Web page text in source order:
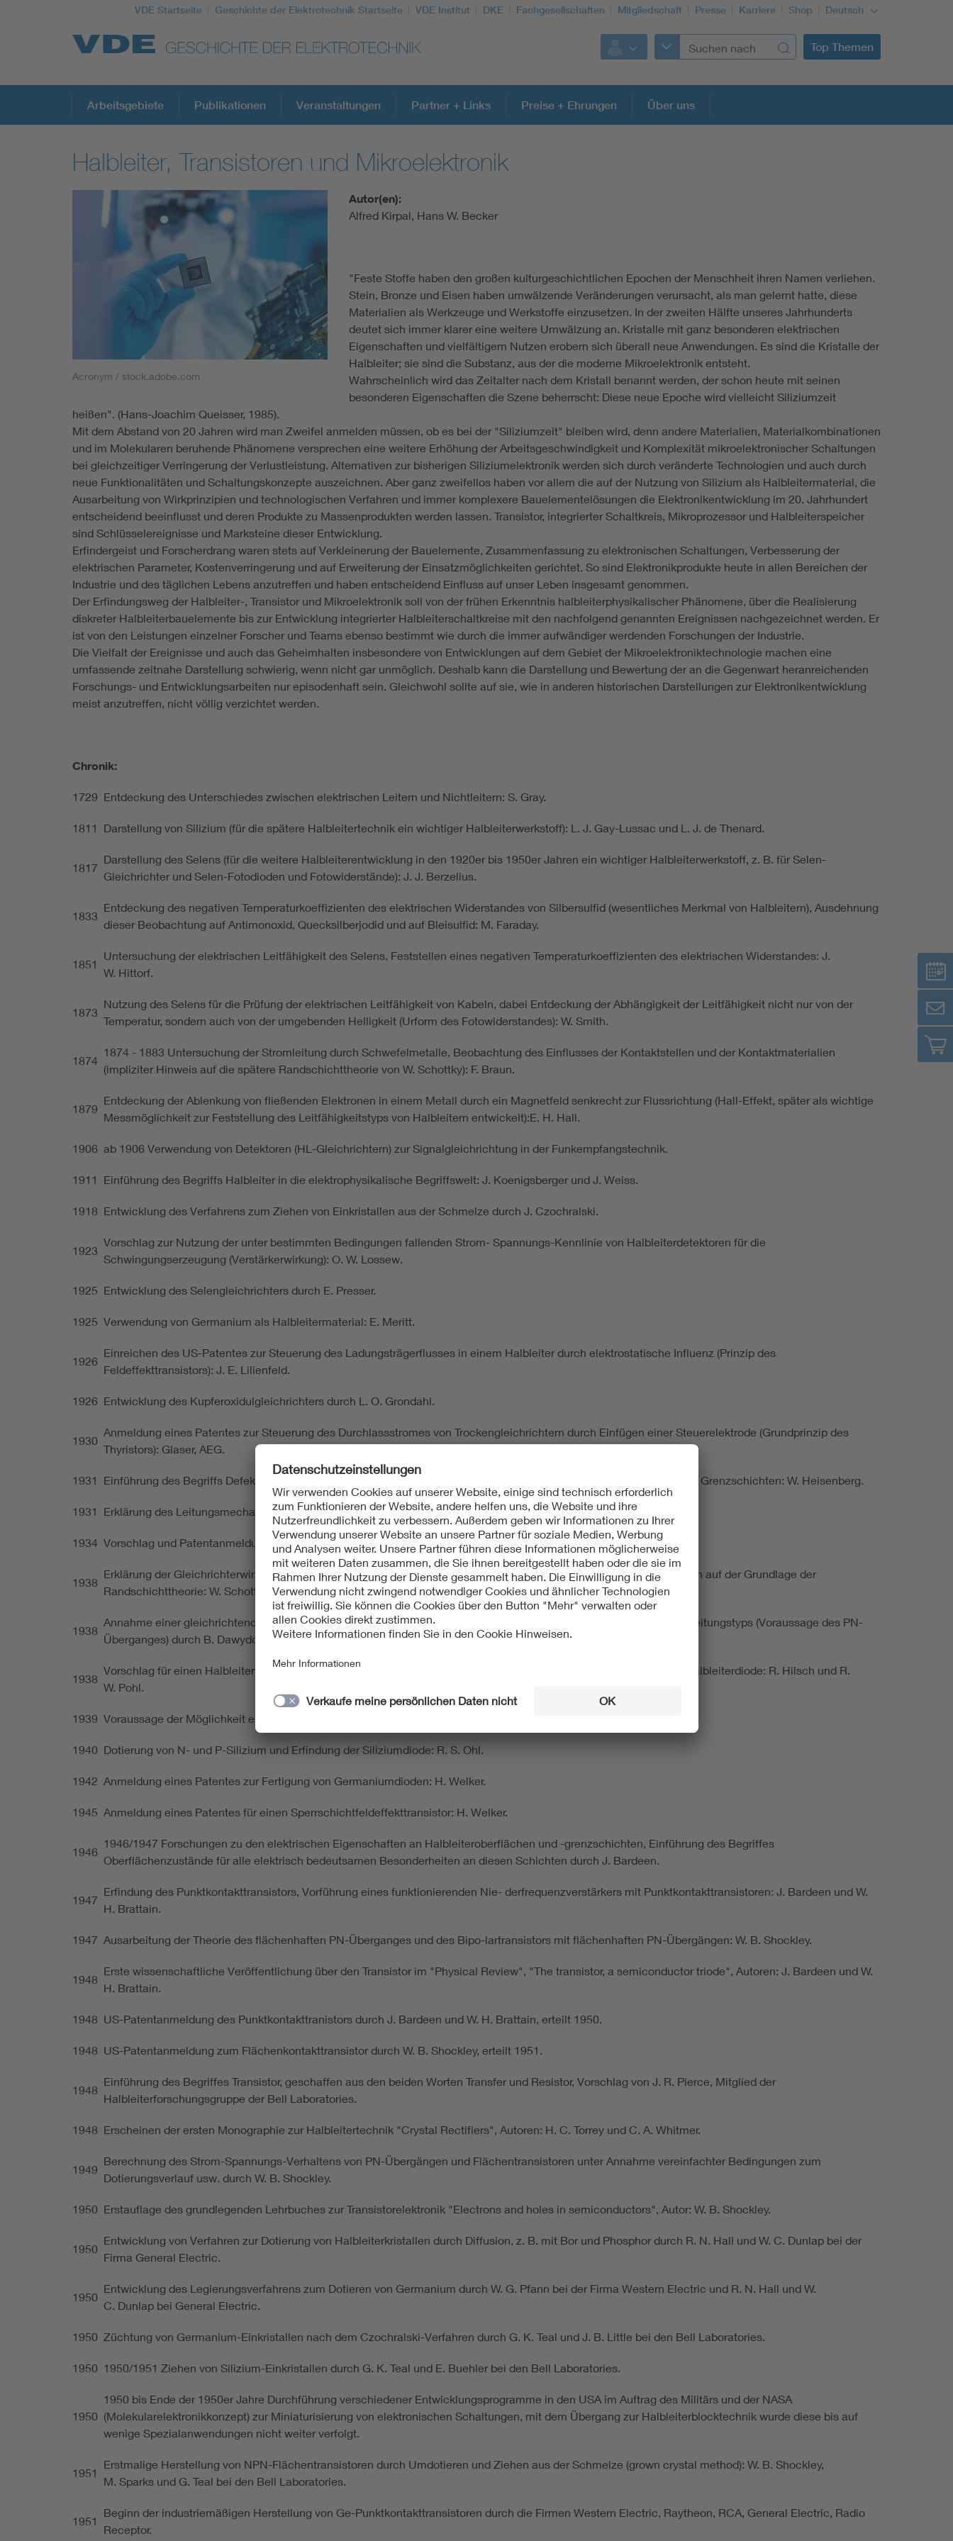
VDE Startseite Geschichte der Elektrotechnik Startseite VDE Institut DKE Fachgesellschaften Mitgliedschaft Presse Karriere Shop Deutsch
Top Themen
Top Themen
Weitere Themen
Arbeitsgebiete Publikationen Veranstaltungen Partner + Links Preise + Ehrungen Über uns
Halbleiter, Transistoren und Mikroelektronik
Acronym / stock.adobe.com
Autor(en):
Alfred Kirpal, Hans W. Becker
"Feste Stoffe haben den großen kulturgeschichtlichen Epochen der Menschheit ihren Namen verliehen.
Stein, Bronze und Eisen haben umwälzende Veränderungen verursacht, als man gelernt hatte, diese
Materialien als Werkzeuge und Werkstoffe einzusetzen. In der zweiten Hälfte unseres Jahrhunderts
deutet sich immer klarer eine weitere Umwälzung an. Kristalle mit ganz besonderen elektrischen
Eigenschaften und vielfältigem Nutzen erobern sich überall neue Anwendungen. Es sind die Kristalle der
Halbleiter; sie sind die Substanz, aus der die moderne Mikroelektronik entsteht.
Wahrscheinlich wird das Zeitalter nach dem Kristall benannt werden, der schon heute mit seinen
besonderen Eigenschaften die Szene beherrscht: Diese neue Epoche wird vielleicht Siliziumzeit
heißen". (Hans-Joachim Queisser, 1985).
Mit dem Abstand von 20 Jahren wird man Zweifel anmelden müssen, ob es bei der "Siliziumzeit" bleiben wird, denn andere Materialien, Materialkombinationen
und im Molekularen beruhende Phänomene versprechen eine weitere Erhöhung der Arbeitsgeschwindigkeit und Komplexität mikroelektronischer Schaltungen
bei gleichzeitiger Verringerung der Verlustleistung. Alternativen zur bisherigen Siliziumelektronik werden sich durch veränderte Technologien und auch durch
neue Funktionalitäten und Schaltungskonzepte auszeichnen. Aber ganz zweifellos haben vor allem die auf der Nutzung von Silizium als Halbleitermaterial, die
Ausarbeitung von Wirkprinzipien und technologischen Verfahren und immer komplexere Bauelementelösungen die Elektronikentwicklung im 20. Jahrhundert
entscheidend beeinflusst und deren Produkte zu Massenprodukten werden lassen. Transistor, integrierter Schaltkreis, Mikroprozessor und Halbleiterspeicher
sind Schlüsselereignisse und Marksteine dieser Entwicklung.
Erfindergeist und Forscherdrang waren stets auf Verkleinerung der Bauelemente, Zusammenfassung zu elektronischen Schaltungen, Verbesserung der
elektrischen Parameter, Kostenverringerung und auf Erweiterung der Einsatzmöglichkeiten gerichtet. So sind Elektronikprodukte heute in allen Bereichen der
Industrie und des täglichen Lebens anzutreffen und haben entscheidend Einfluss auf unser Leben insgesamt genommen.
Der Erfindungsweg der Halbleiter-, Transistor und Mikroelektronik soll von der frühen Erkenntnis halbleiterphysikalischer Phänomene, über die Realisierung
diskreter Halbleiterbauelemente bis zur Entwicklung integrierter Halbleiterschaltkreise mit den nachfolgend genannten Ereignissen nachgezeichnet werden. Er
ist von den Leistungen einzelner Forscher und Teams ebenso bestimmt wie durch die immer aufwändiger werdenden Forschungen der Industrie.
Die Vielfalt der Ereignisse und auch das Geheimhalten insbesondere von Entwicklungen auf dem Gebiet der Mikroelektroniktechnologie machen eine
umfassende zeitnahe Darstellung schwierig, wenn nicht gar unmöglich. Deshalb kann die Darstellung und Bewertung der an die Gegenwart heranreichenden
Forschungs- und Entwicklungsarbeiten nur episodenhaft sein. Gleichwohl sollte auf sie, wie in anderen historischen Darstellungen zur Elektronikentwicklung
meist anzutreffen, nicht völlig verzichtet werden.
Chronik:
1729 Entdeckung des Unterschiedes zwischen elektrischen Leitern und Nichtleitern: S. Gray.
1811 Darstellung von Silizium (für die spätere Halbleitertechnik ein wichtiger Halbleiterwerkstoff): L. J. Gay-Lussac und L. J. de Thenard.
1817
Darstellung des Selens (für die weitere Halbleiterentwicklung in den 1920er bis 1950er Jahren ein wichtiger Halbleiterwerkstoff, z. B. für Selen-
Gleichrichter und Selen-Fotodioden und Fotowiderstände): J. J. Berzelius.
1833
Entdeckung des negativen Temperaturkoeffizienten des elektrischen Widerstandes von Silbersulfid (wesentliches Merkmal von Halbleitern), Ausdehnung
dieser Beobachtung auf Antimonoxid, Quecksilberjodid und auf Bleisulfid: M. Faraday.
1851
Untersuchung der elektrischen Leitfähigkeit des Selens, Feststellen eines negativen Temperaturkoeffizienten des elektrischen Widerstandes: J.
W. Hittorf.
1873
Nutzung des Selens für die Prüfung der elektrischen Leitfähigkeit von Kabeln, dabei Entdeckung der Abhängigkeit der Leitfähigkeit nicht nur von der
Temperatur, sondern auch von der umgebenden Helligkeit (Urform des Fotowiderstandes): W. Smith.
1874
1874 - 1883 Untersuchung der Stromleitung durch Schwefelmetalle, Beobachtung des Einflusses der Kontaktstellen und der Kontaktmaterialien
(impliziter Hinweis auf die spätere Randschichttheorie von W. Schottky): F. Braun.
1879
Entdeckung der Ablenkung von fließenden Elektronen in einem Metall durch ein Magnetfeld senkrecht zur Flussrichtung (Hall-Effekt, später als wichtige
Messmöglichkeit zur Feststellung des Leitfähigkeitstyps von Halbleitern entwickelt):E. H. Hall.
1906 ab 1906 Verwendung von Detektoren (HL-Gleichrichtern) zur Signalgleichrichtung in der Funkempfangstechnik.
1911 Einführung des Begriffs Halbleiter in die elektrophysikalische Begriffswelt: J. Koenigsberger und J. Weiss.
1918 Entwicklung des Verfahrens zum Ziehen von Einkristallen aus der Schmelze durch J. Czochralski.
1923
Vorschlag zur Nutzung der unter bestimmten Bedingungen fallenden Strom- Spannungs-Kennlinie von Halbleiterdetektoren für die
Schwingungserzeugung (Verstärkerwirkung): O. W. Lossew.
1925 Entwicklung des Selengleichrichters durch E. Presser.
1925 Verwendung von Germanium als Halbleitermaterial: E. Meritt.
1926
Einreichen des US-Patentes zur Steuerung des Ladungsträgerflusses in einem Halbleiter durch elektrostatische Influenz (Prinzip des
Feldeffekttransistors): J. E. Lilienfeld.
1926 Entwicklung des Kupferoxidulgleichrichters durch L. O. Grondahl.
1930
Anmeldung eines Patentes zur Steuerung des Durchlassstromes von Trockengleichrichtern durch Einfügen einer Steuerelektrode (Grundprinzip des
Thyristors): Glaser, AEG.
1931 Einführung des Begriffs Defektelektronen zur Bezeichnung beweglicher positiver Ladungsträger in Halbleitern und an Grenzschichten: W. Heisenberg.
1931 Erklärung des Leitungsmechanismus in Halbleitern mit Hilfe des Bändermodelles durch A. H. Wilson.
1934 Vorschlag und Patentanmeldung in den USA für einen Feldeffekttransistor mit isoliertem Gate durch O. Heil.
1938
Erklärung der Gleichrichterwirkung und mathematisch-physikalische Beschreibung von Metall-Halbleiter-Übergängen auf der Grundlage der
Randschichttheorie: W. Schottky.
1938
Annahme einer gleichrichtenden Wirkung an einer Übergangsschicht zwischen zwei Halbleitern unterschiedlichen Leitungstyps (Voraussage des PN-
Überganges) durch B. Dawydow.
1938
Vorschlag für einen Halbleiterverstärker in Analogie zur Elektronenröhre durch Einfügen eines Steuergitters in eine Halbleiterdiode: R. Hilsch und R.
W. Pohl.
1939 Voraussage der Möglichkeit eines Verstärkers auf Halbleiterbasis (Eintragung in sein Arbeitsbuch): W. B. Shockley.
1940 Dotierung von N- und P-Silizium und Erfindung der Siliziumdiode: R. S. Ohl.
1942 Anmeldung eines Patentes zur Fertigung von Germaniumdioden: H. Welker.
1945 Anmeldung eines Patentes für einen Sperrschichtfeldeffekttransistor: H. Welker.
1946
1946/1947 Forschungen zu den elektrischen Eigenschaften an Halbleiteroberflächen und -grenzschichten, Einführung des Begriffes
Oberflächenzustände für alle elektrisch bedeutsamen Besonderheiten an diesen Schichten durch J. Bardeen.
1947
Erfindung des Punktkontakttransistors, Vorführung eines funktionierenden Nie- derfrequenzverstärkers mit Punktkontakttransistoren: J. Bardeen und W.
H. Brattain.
1947 Ausarbeitung der Theorie des flächenhaften PN-Überganges und des Bipo-lartransistors mit flächenhaften PN-Übergängen: W. B. Shockley.
1948
Erste wissenschaftliche Veröffentlichung über den Transistor im "Physical Review", "The transistor, a semiconductor triode", Autoren: J. Bardeen und W.
H. Brattain.
1948 US-Patentanmeldung des Punktkontakttranistors durch J. Bardeen und W. H. Brattain, erteilt 1950.
1948 US-Patentanmeldung zum Flächenkontakttransistor durch W. B. Shockley, erteilt 1951.
1948
Einführung des Begriffes Transistor, geschaffen aus den beiden Worten Transfer und Resistor, Vorschlag von J. R. Pierce, Mitglied der
Halbleiterforschungsgruppe der Bell Laboratories.
1948 Erscheinen der ersten Monographie zur Halbleitertechnik "Crystal Rectifiers", Autoren: H. C. Torrey und C. A. Whitmer.
1949
Berechnung des Strom-Spannungs-Verhaltens von PN-Übergängen und Flächentransistoren unter Annahme vereinfachter Bedingungen zum
Dotierungsverlauf usw. durch W. B. Shockley.
1950 Erstauflage des grundlegenden Lehrbuches zur Transistorelektronik "Electrons and holes in semiconductors", Autor: W. B. Shockley.
1950
Entwicklung von Verfahren zur Dotierung von Halbleiterkristallen durch Diffusion, z. B. mit Bor und Phosphor durch R. N. Hall und W. C. Dunlap bei der
Firma General Electric.
1950
Entwicklung des Legierungsverfahrens zum Dotieren von Germanium durch W. G. Pfann bei der Firma Western Electric und R. N. Hall und W.
C. Dunlap bei General Electric.
1950 Züchtung von Germanium-Einkristallen nach dem Czochralski-Verfahren durch G. K. Teal und J. B. Little bei den Bell Laboratories.
1950 1950/1951 Ziehen von Silizium-Einkristallen durch G. K. Teal und E. Buehler bei den Bell Laboratories.
1950
1950 bis Ende der 1950er Jahre Durchführung verschiedener Entwicklungsprogramme in den USA im Auftrag des Militärs und der NASA
(Molekularelektronikkonzept) zur Miniaturisierung von elektronischen Schaltungen, mit dem Übergang zur Halbleiterblocktechnik wurde diese bis auf
wenige Spezialanwendungen nicht weiter verfolgt.
1951
Erstmalige Herstellung von NPN-Flächentransistoren durch Umdotieren und Ziehen aus der Schmelze (grown crystal method): W. B. Shockley,
M. Sparks und G. Teal bei den Bell Laboratories.
1951
Beginn der industriemäßigen Herstellung von Ge-Punktkontakttransistoren durch die Firmen Western Electric, Raytheon, RCA, General Electric, Radio
Receptor.